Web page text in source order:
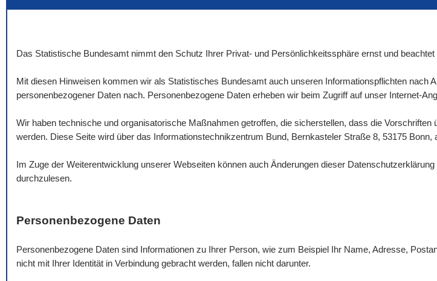
Das Statistische Bundesamt nimmt den Schutz Ihrer Privat- und Persönlichkeitssphäre ernst und
Mit diesen Hinweisen kommen wir als Statistisches Bundesamt auch unseren Informationspflichten nach
personenbezogener Daten nach. Personenbezogene Daten erheben wir beim Zugriff auf unser Internet-
Wir haben technische und organisatorische Maßnahmen getroffen, die sicherstellen, dass die
werden. Diese Seite wird über das Informationstechnikzentrum Bund, Bernkasteler Straße 8, 53175 Bonn,
Im Zuge der Weiterentwicklung unserer Webseiten können auch Änderungen dieser
durchzulesen.
Personenbezogene Daten
Personenbezogene Daten sind Informationen zu Ihrer Person, wie zum Beispiel Ihr Name, Adresse,
nicht mit Ihrer Identität in Verbindung gebracht werden, fallen nicht darunter.